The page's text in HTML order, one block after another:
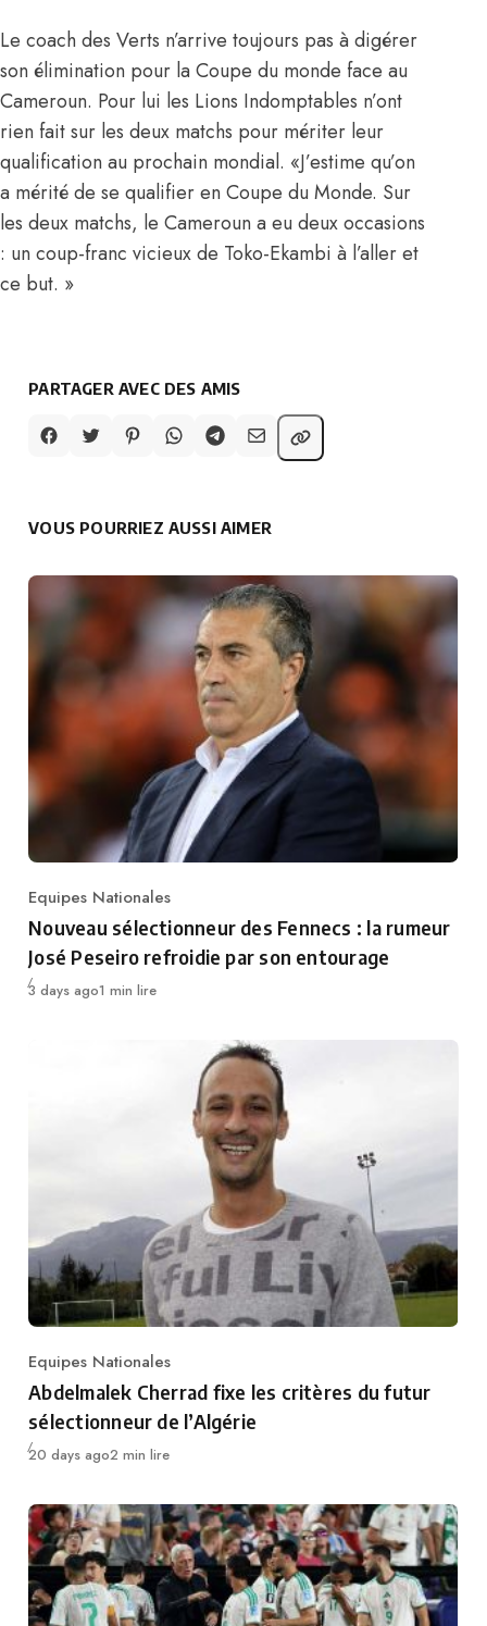
Le coach des Verts n’arrive toujours pas à digérer
son élimination pour la Coupe du monde face au
Cameroun. Pour lui les Lions Indomptables n’ont
rien fait sur les deux matchs pour mériter leur
qualification au prochain mondial. «J’estime qu’on
a mérité de se qualifier en Coupe du Monde. Sur
les deux matchs, le Cameroun a eu deux occasions
: un coup-franc vicieux de Toko-Ekambi à l’aller et
ce but. »
PARTAGER AVEC DES AMIS
VOUS POURRIEZ AUSSI AIMER
Category
Equipes Nationales
Nouveau sélectionneur des Fennecs : la rumeur
José Peseiro refroidie par son entourage
Publié
3 days ago1 min lire
Category
Equipes Nationales
Abdelmalek Cherrad fixe les critères du futur
sélectionneur de l’Algérie
Publié
20 days ago2 min lire